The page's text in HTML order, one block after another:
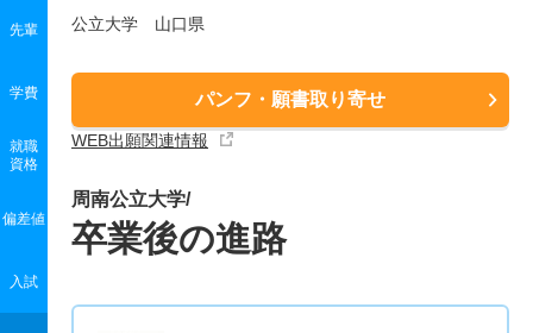
公立大学 山口県
パンフ・願書取り寄せ
WEB出願関連情報
先輩
学費
就職
資格
偏差値
入試
周南公立大学/
卒業後の進路